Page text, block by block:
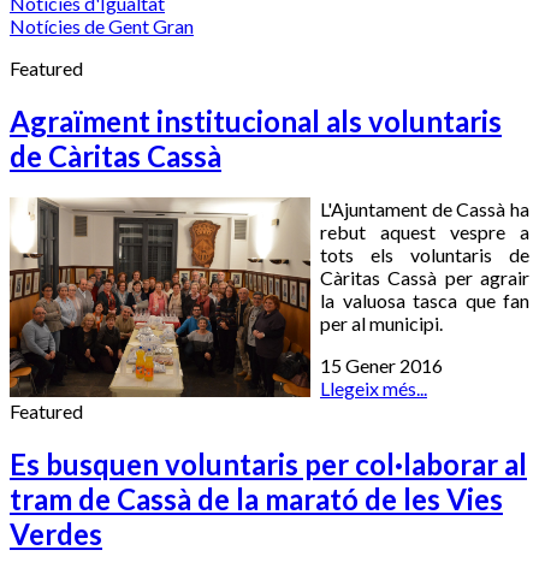
Notícies de Gent Gran
Featured
Agraïment institucional als voluntaris
de Càritas Cassà
L'Ajuntament de Cassà ha
rebut aquest vespre a
tots els voluntaris de
Càritas Cassà per agrair
la valuosa tasca que fan
per al municipi.
15 Gener 2016
Llegeix més...
Featured
Es busquen voluntaris per col·laborar al
tram de Cassà de la marató de les Vies
Verdes